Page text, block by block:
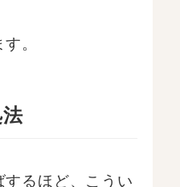
。
るほど、こうい